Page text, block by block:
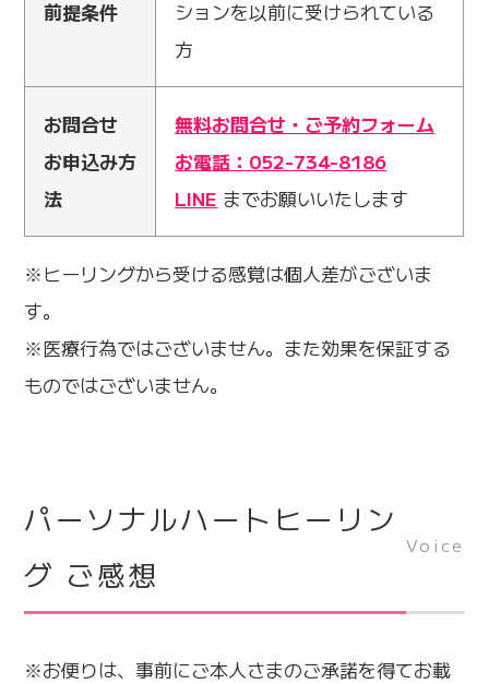
前提条件
ションを以前に受けられている
方
お問合せ
お申込み方
法
無料お問合せ・ご予約フォーム
お電話：052-734-8186
LINE までお願いいたします
※ヒーリングから受ける感覚は個人差がございま
す。
※医療行為ではございません。また効果を保証する
ものではございません。
パーソナルハートヒーリン
グ ご感想
Voice
※お便りは、事前にご本人さまのご承諾を得てお載